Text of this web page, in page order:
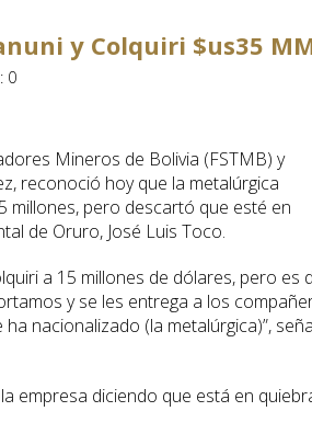
y Colquiri $us35
0
Mineros de Bolivia (FSTMB) y
reconoció hoy que la metalúrgica
millones, pero descartó que esté en
de Oruro, José Luis Toco.
a 15 millones de dólares, pero es
y se les entrega a los
nacionalizado (la metalúrgica)”,
empresa diciendo que está en